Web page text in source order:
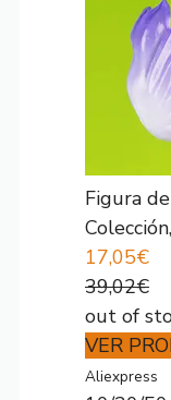
Figura
17,05€
39,02€
out of
VER
Aliexpress